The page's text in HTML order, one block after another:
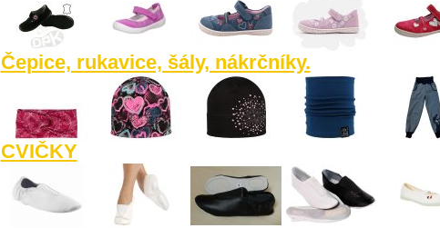
Čepice, rukavice, šály, nákrčníky.
CVIČKY